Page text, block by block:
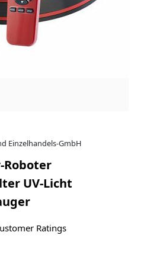
Einzelhandels-GmbH
Roboter
UV-Licht
Ratings